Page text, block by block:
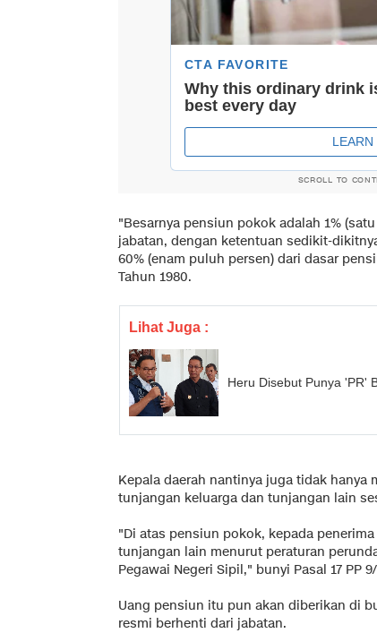
SCROLL TO
"Besarnya pensiun pokok adalah 1%
jabatan, dengan ketentuan sedikit-
60% (enam puluh persen) dari dasar
Tahun 1980.
Lihat Juga :
Heru Disebut Punya 'PR'
Kepala daerah nantinya juga tidak
tunjangan keluarga dan tunjangan lain
"Di atas pensiun pokok, kepada
tunjangan lain menurut peraturan
Pegawai Negeri Sipil," bunyi Pasal 17 PP
Uang pensiun itu pun akan diberikan di
resmi berhenti dari jabatan.